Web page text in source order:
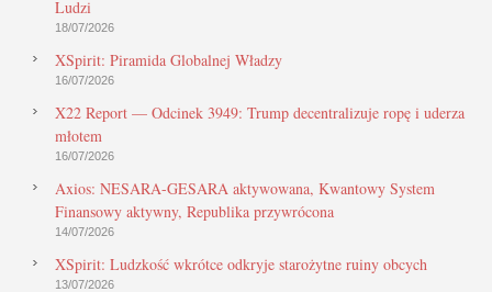
Ludzi
18/07/2026
XSpirit: Piramida Globalnej Władzy
16/07/2026
X22 Report — Odcinek 3949: Trump decentralizuje ropę i uderza
młotem
16/07/2026
Axios: NESARA-GESARA aktywowana, Kwantowy System
Finansowy aktywny, Republika przywrócona
14/07/2026
XSpirit: Ludzkość wkrótce odkryje starożytne ruiny obcych
13/07/2026